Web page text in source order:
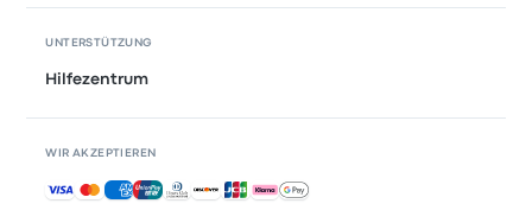
UNTERSTÜTZUNG
Hilfezentrum
WIR AKZEPTIEREN
Akzeptierte Zahlungsmethoden